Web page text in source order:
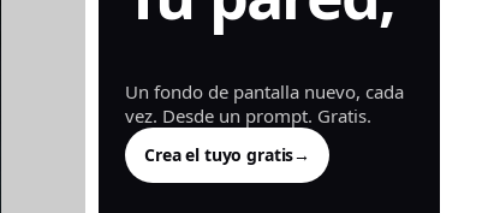
generada.
Un fondo de pantalla nuevo, cada
vez. Desde un prompt. Gratis.
Crea el tuyo gratis→